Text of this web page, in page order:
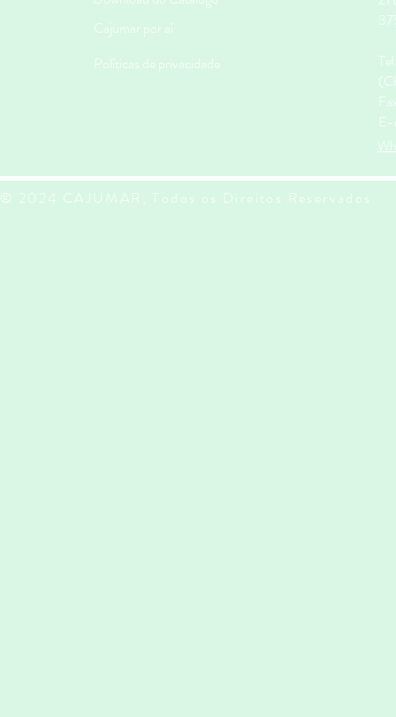
Cajumar por aí
Políticas de privacidade
© 2024 CAJUMAR, Todos os Direitos Reservados